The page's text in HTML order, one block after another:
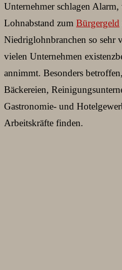
Unternehmer schlagen
Lohnabstand zum Bürgergeld
Niedriglohnbranchen so sehr
vielen Unternehmen
annimmt. Besonders
Bäckereien,
Gastronomie- und
Arbeitskräfte finden.